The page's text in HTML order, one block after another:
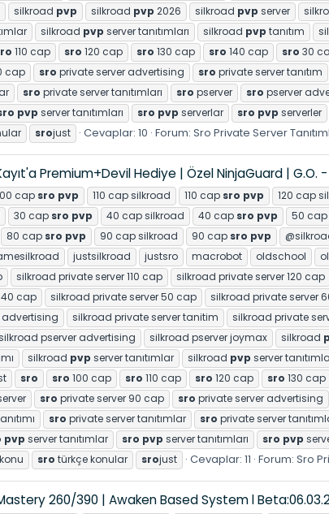
silkroad pvp silkroad pvp 2026 silkroad pvp server
silkroad pvp server tanıtımları silkroad pvp tanıtım
110 cap sro 120 cap sro 130 cap sro 140 cap sro 30
cap sro private server advertising sro private server tanıtım
sro private server tanıtımları sro pserver sro pserver
pvp server tanıtımları sro pvp serverlar sro pvp serverler
srojust Cevaplar: 10 Forum: Sro Private Server
Premium+Devil Hediye | Özel NinjaGuard | G.O. -
cap sro pvp 110 cap silkroad 110 cap sro pvp 120 cap
30 cap sro pvp 40 cap silkroad 40 cap sro pvp 50 cap
80 cap sro pvp 90 cap silkroad 90 cap sro pvp
justsilkroad justsro macrobot oldschool
silkroad private server 110 cap silkroad private server 120 cap
40 cap silkroad private server 50 cap silkroad private server
advertising silkroad private server tanitim silkroad private
pserver advertising silkroad pserver joymax silkroad
silkroad pvp server tanıtımlar silkroad pvp server
sro sro 100 cap sro 110 cap sro 120 cap sro 130 cap
sro private server 90 cap sro private server advertising
sro private server tanıtımlar sro private server
pvp server tanıtımlar sro pvp server tanıtımları sro pvp
sro türkçe konular srojust Cevaplar: 11 Forum: Sro
260/390 | Awaken Based System l